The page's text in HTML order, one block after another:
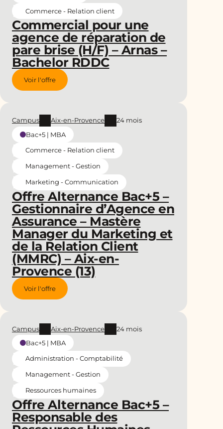
Commercial pour une
agence de réparation de
pare brise (H/F) – Arnas –
Bachelor RDDC
Commerce - Relation client
Voir l'offre
Offre Alternance Bac+5 –
Gestionnaire d’Agence en
Assurance – Mastère
Manager du Marketing et
de la Relation Client
(MMRC) – Aix-en-
Provence (13)
Campus Aix-en-Provence
24 mois
Bac+5 | MBA
Commerce - Relation client
Management - Gestion
Marketing - Communication
Voir l'offre
Offre Alternance Bac+5 –
Responsable des
Campus Aix-en-Provence
24 mois
Bac+5 | MBA
Administration - Comptabilité
Management - Gestion
Ressources humaines